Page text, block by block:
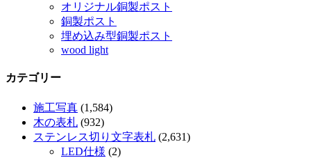
オリジナル銅製ポスト
銅製ポスト
埋め込み型銅製ポスト
wood light
カテゴリー
施工写真 (1,584)
木の表札 (932)
ステンレス切り文字表札 (2,631)
LED仕様 (2)